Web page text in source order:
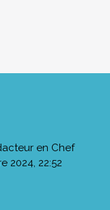
en Chef
2024, 22:52